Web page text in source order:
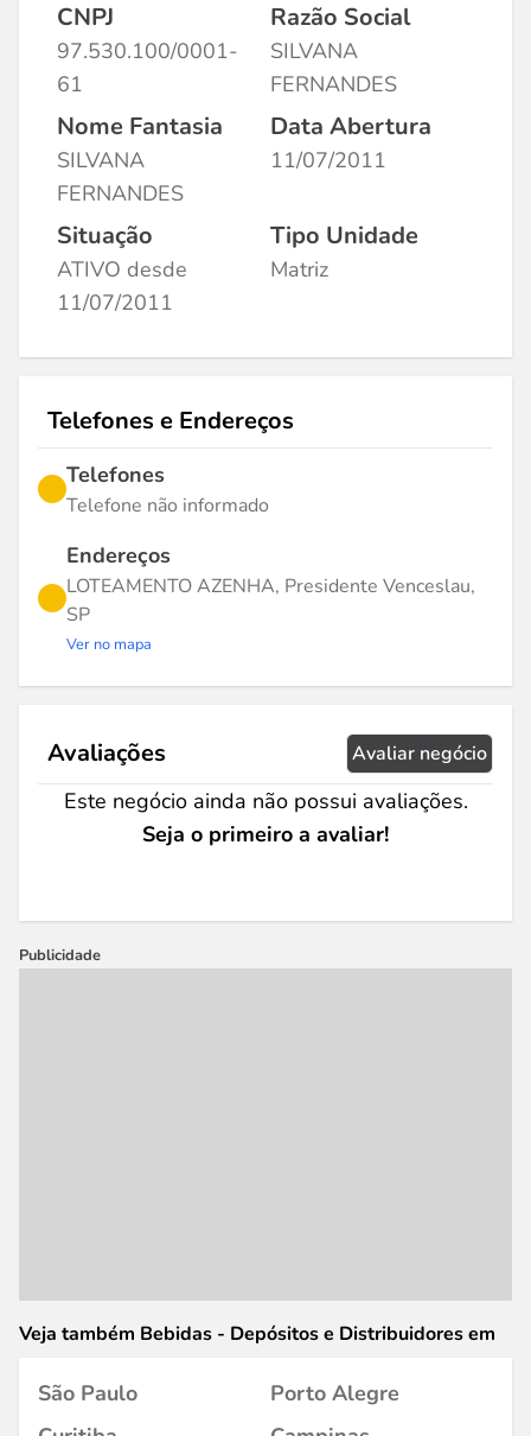
CNPJ
97.530.100/0001-
61
Razão Social
SILVANA
FERNANDES
Nome Fantasia
SILVANA
FERNANDES
Data Abertura
11/07/2011
Situação
ATIVO desde
11/07/2011
Tipo Unidade
Matriz
Telefones e Endereços
Telefones
Telefone não informado
Endereços
LOTEAMENTO AZENHA, Presidente Venceslau,
SP
Ver no mapa
Avaliações Avaliar negócio
Este negócio ainda não possui avaliações.
Seja o primeiro a avaliar!
Publicidade
Veja também Bebidas - Depósitos e Distribuidores em
São Paulo
Porto Alegre